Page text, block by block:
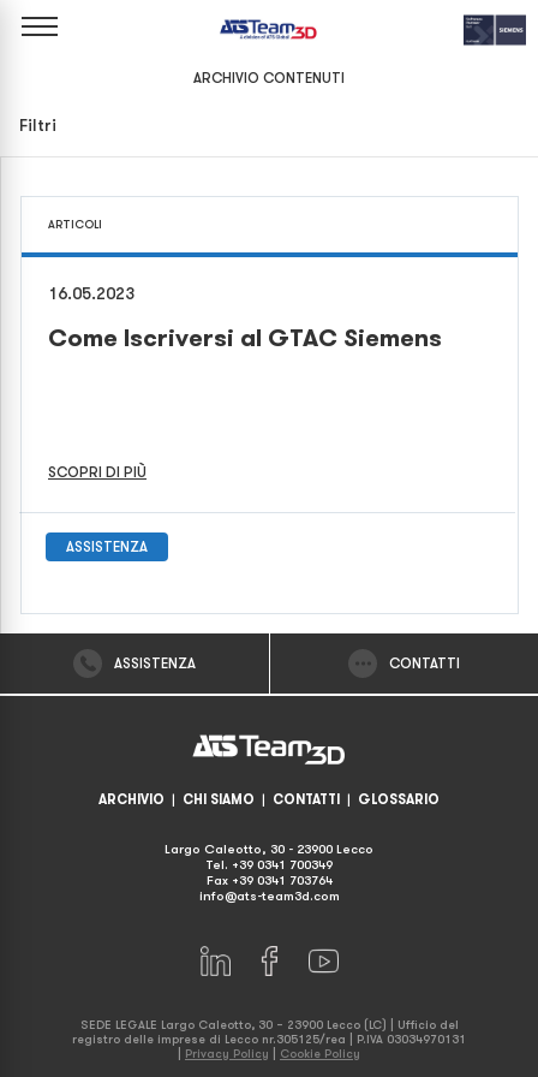
ARCHIVIO CONTENUTI
Filtri
ARTICOLI
16.05.2023
Come Iscriversi al GTAC Siemens
SCOPRI DI PIÙ
ASSISTENZA
ASSISTENZA CONTATTI
ARCHIVIO | CHI SIAMO | CONTATTI | GLOSSARIO
Largo Caleotto, 30 - 23900 Lecco
Tel. +39 0341 700349
Fax +39 0341 703764
info@ats-team3d.com
SEDE LEGALE Largo Caleotto, 30 – 23900 Lecco (LC) | Ufficio del
registro delle imprese di Lecco nr.305125/rea | P.IVA 03034970131
Privacy Policy Cookie Policy